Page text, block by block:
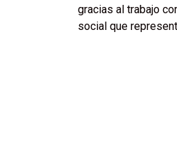
gracias al trabajo
social que